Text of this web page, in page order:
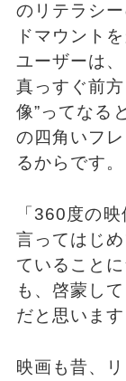
のリテラシ
ドマウント
ユーザーは
真っすぐ前
像”ってなる
の四角いフ
るからです。
「360度の
言ってはじ
ていること
も、啓蒙し
だと思います
映画も昔、